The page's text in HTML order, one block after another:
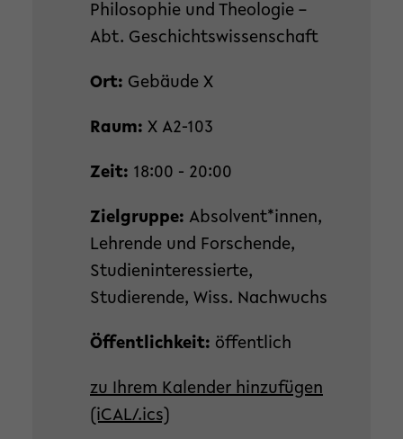
Philosophie und Theologie –
Abt. Geschichtswissenschaft
Ort: Gebäude X
Raum: X A2-103
Zeit: 18:00 - 20:00
Zielgruppe: Absolvent*innen,
Lehrende und Forschende,
Studieninteressierte,
Studierende, Wiss. Nachwuchs
Öffentlichkeit: öffentlich
zu Ihrem Kalender hinzufügen
(iCAL/.ics)